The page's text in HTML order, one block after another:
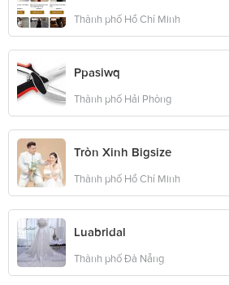
Thành phố Hồ Chí Minh
Ppasiwq
Thành phố Hải Phòng
Tròn Xinh Bigsize
Thành phố Hồ Chí Minh
Luabridal
Thành phố Đà Nẵng